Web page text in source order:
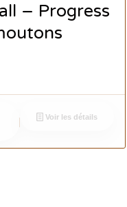
– Progress
Voir les détails